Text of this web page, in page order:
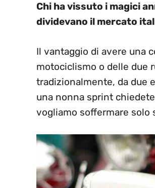
Chi ha vissuto i magici
dividevano il mercato
Il vantaggio di avere una
motociclismo o delle due
tradizionalmente, da due
una nonna sprint
vogliamo soffermare solo